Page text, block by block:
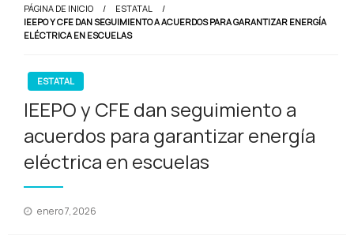
PÁGINA DE INICIO
ESTATAL
IEEPO Y CFE DAN SEGUIMIENTO A ACUERDOS PARA GARANTIZAR ENERGÍA
ELÉCTRICA EN ESCUELAS
ESTATAL
IEEPO y CFE dan seguimiento a
acuerdos para garantizar energía
eléctrica en escuelas
Publicado
enero 7, 2026